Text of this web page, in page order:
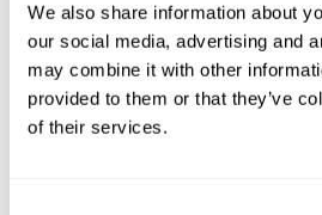
We also share information about
our social media, advertising and
may combine it with other
provided to them or that they’ve
of their services.
Preguntas
Estas son las preguntas más
Domicilio en Provincia de